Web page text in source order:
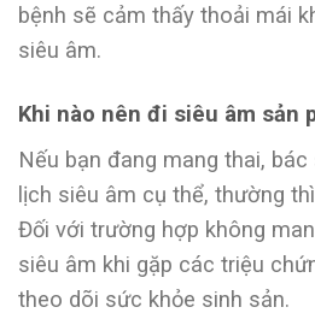
bệnh sẽ cảm thấy thoải mái
siêu âm.
Khi nào nên đi siêu âm sản
Nếu bạn đang mang thai,
lịch siêu âm cụ thể, thường
Đối với trường hợp không
siêu âm khi gặp các triệu
theo dõi sức khỏe sinh sản.